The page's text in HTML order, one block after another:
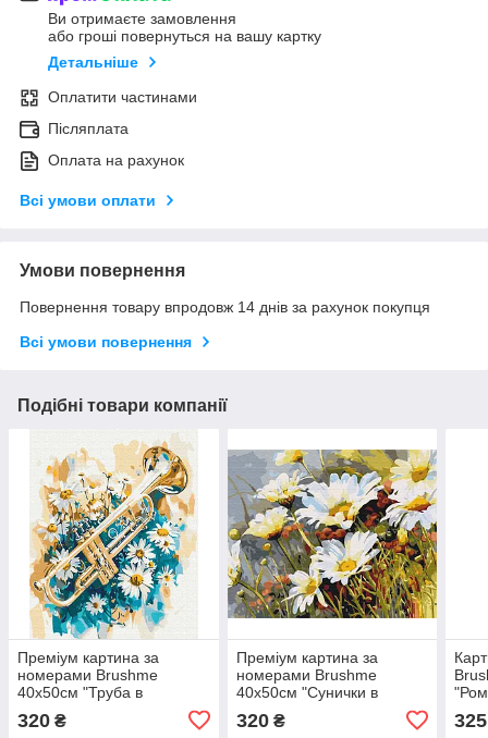
Ви отримаєте замовлення
або гроші повернуться на вашу картку
Детальніше
Оплатити частинами
Післяплата
Оплата на рахунок
Всі умови оплати
Умови повернення
Повернення товару впродовж 14 днів за рахунок покупця
Всі умови повернення
Подібні товари компанії
Преміум картина за
номерами Brushme
40x50см "Труба в
320 ₴
Преміум картина за
номерами Brushme
40x50см "Сунички в
320₴ 325